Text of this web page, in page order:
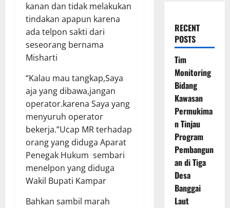
kanan dan tidak melakukan
tindakan apapun karena
ada telpon sakti dari
seseorang bernama
Misharti
“Kalau mau tangkap,Saya
aja yang dibawa,jangan
operator.karena Saya yang
menyuruh operator
bekerja.”Ucap MR terhadap
orang yang diduga Aparat
Penegak Hukum sembari
menelpon yang diduga
Wakil Bupati Kampar
Bahkan sambil marah
RECENT
POSTS
Tim
Monitoring
Bidang
Kawasan
Permukima
n Tinjau
Program
Pembangun
an di Tiga
Desa
Banggai
Laut